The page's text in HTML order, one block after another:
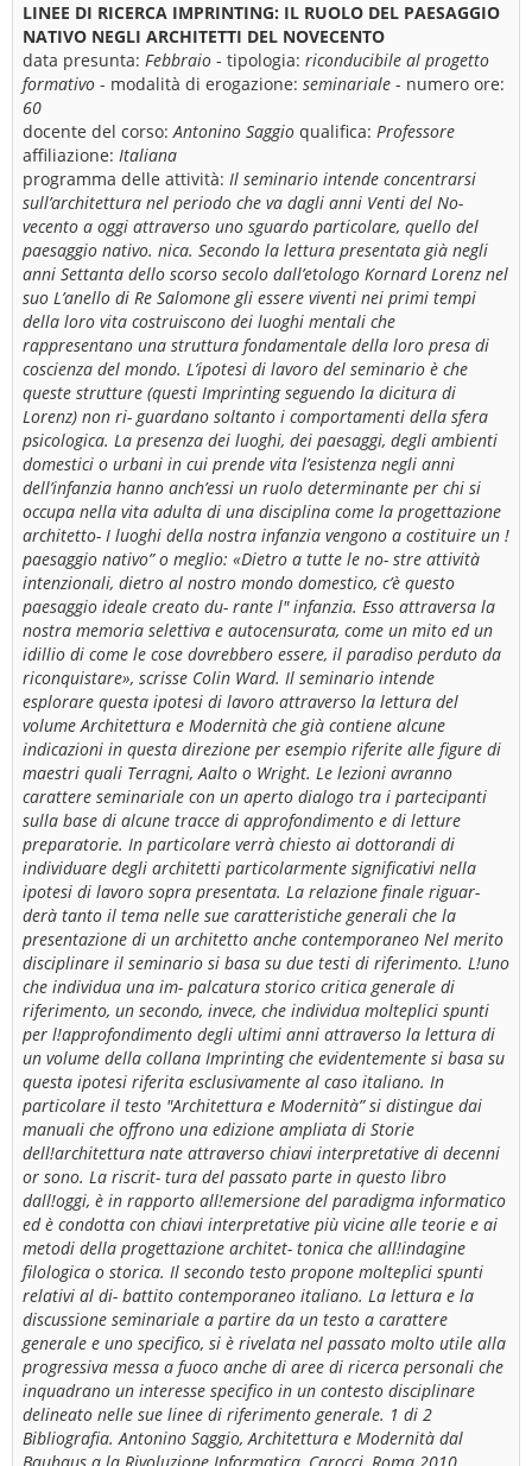
LINEE DI RICERCA IMPRINTING: IL RUOLO DEL PAESAGGIO
NATIVO NEGLI ARCHITETTI DEL NOVECENTO
data presunta: Febbraio - tipologia: riconducibile al progetto
formativo - modalità di erogazione: seminariale - numero ore:
60
docente del corso:Antonino Saggio qualifica: Professore
affiliazione: Italiana
programma delle attività: Il seminario intende concentrarsi
sull’architettura nel periodo che va dagli anni Venti del No-
vecento a oggi attraverso uno sguardo particolare, quello del
paesaggio nativo. nica. Secondo la lettura presentata già negli
anni Settanta dello scorso secolo dall’etologo Kornard Lorenz nel
suo L’anello di Re Salomone gli essere viventi nei primi tempi
della loro vita costruiscono dei luoghi mentali che
rappresentano una struttura fondamentale della loro presa di
coscienza del mondo. L’ipotesi di lavoro del seminario è che
queste strutture (questi Imprinting seguendo la dicitura di
Lorenz) non ri- guardano soltanto i comportamenti della sfera
psicologica. La presenza dei luoghi, dei paesaggi, degli ambienti
domestici o urbani in cui prende vita l’esistenza negli anni
dell’infanzia hanno anch’essi un ruolo determinante per chi si
occupa nella vita adulta di una disciplina come la progettazione
architetto- I luoghi della nostra infanzia vengono a costituire un !
paesaggio nativo” o meglio: «Dietro a tutte le no- stre attività
intenzionali, dietro al nostro mondo domestico, c’è questo
paesaggio ideale creato du- rante l" infanzia. Esso attraversa la
nostra memoria selettiva e autocensurata, come un mito ed un
idillio di come le cose dovrebbero essere, il paradiso perduto da
riconquistare», scrisse Colin Ward. Il seminario intende
esplorare questa ipotesi di lavoro attraverso la lettura del
volume Architettura e Modernità che già contiene alcune
indicazioni in questa direzione per esempio riferite alle figure di
maestri quali Terragni, Aalto o Wright. Le lezioni avranno
carattere seminariale con un aperto dialogo tra i partecipanti
sulla base di alcune tracce di approfondimento e di letture
preparatorie. In particolare verrà chiesto ai dottorandi di
individuare degli architetti particolarmente significativi nella
ipotesi di lavoro sopra presentata. La relazione finale riguar-
derà tanto il tema nelle sue caratteristiche generali che la
presentazione di un architetto anche contemporaneo Nel merito
disciplinare il seminario si basa su due testi di riferimento. L!uno
che individua una im- palcatura storico critica generale di
riferimento, un secondo, invece, che individua molteplici spunti
per l!approfondimento degli ultimi anni attraverso la lettura di
un volume della collana Imprinting che evidentemente si basa su
questa ipotesi riferita esclusivamente al caso italiano. In
particolare il testo "Architettura e Modernità” si distingue dai
manuali che offrono una edizione ampliata di Storie
dell!architettura nate attraverso chiavi interpretative di decenni
or sono. La riscrit- tura del passato parte in questo libro
dall!oggi, è in rapporto all!emersione del paradigma informatico
ed è condotta con chiavi interpretative più vicine alle teorie e ai
metodi della progettazione architet- tonica che all!indagine
filologica o storica. Il secondo testo propone molteplici spunti
relativi al di- battito contemporaneo italiano. La lettura e la
discussione seminariale a partire da un testo a carattere
generale e uno specifico, si è rivelata nel passato molto utile alla
progressiva messa a fuoco anche di aree di ricerca personali che
inquadrano un interesse specifico in un contesto disciplinare
delineato nelle sue linee di riferimento generale. 1 di 2
Bibliografia. Antonino Saggio, Architettura e Modernità dal